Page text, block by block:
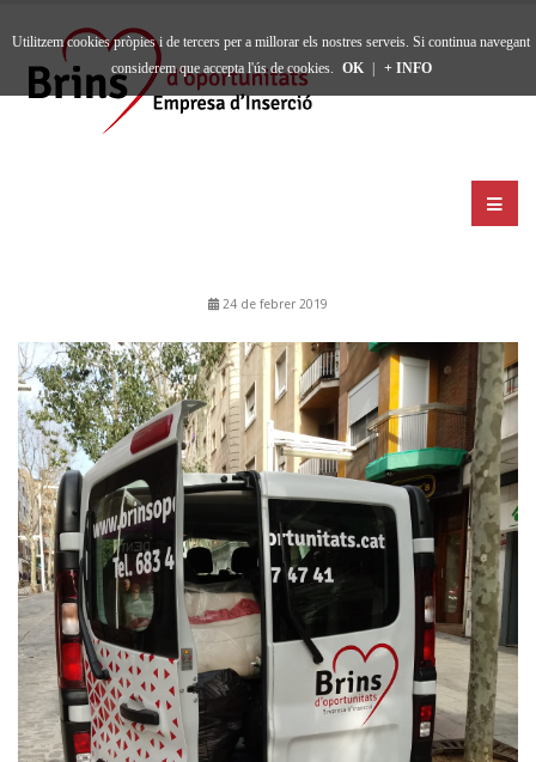
24 de febrer 2019
Utilitzem cookies pròpies i de tercers per a millorar els nostres serveis. Si continua navegant
considerem que accepta l'ús de cookies. OK + INFO